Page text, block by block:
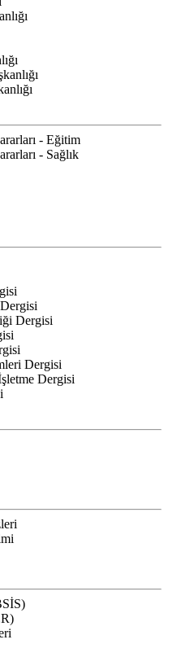
- Eğitim
- Sağlık
Dergisi
Dergisi
Dergisi